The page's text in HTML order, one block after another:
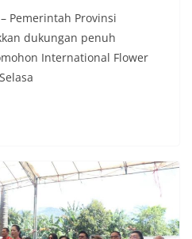
Pemerintah Provinsi
dukungan penuh
International Flower